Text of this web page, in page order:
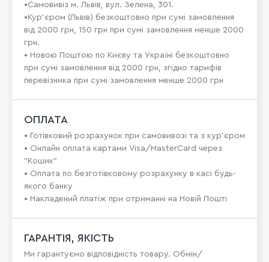
•Самовивіз м. Львів, вул. Зелена, 301.
•Кур'єром (Львів) безкоштовно при сумі замовлення
від 2000 грн, 150 грн при сумі замовлення менше 2000
грн.
• Новою Поштою по Києву та Україні безкоштовно
при сумі замовлення від 2000 грн, згідно тарифів
перевізника при сумі замовлення менше 2000 грн
ОПЛАТА
• Готівковий розрахунок при самовивозі та з кур’єром
• Онлайн оплата картами Visa/MasterCard через
"Кошик"
• Оплата по безготівковому розрахунку в касі будь-
якого банку
• Накладений платіж при отриманні на Новій Пошті
ГАРАНТІЯ, ЯКІСТЬ
Ми гарантуємо відповідність товару. Обмін/